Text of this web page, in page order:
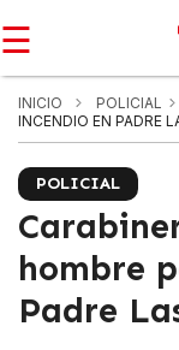
☰
INICIO POLICIAL
INCENDIO EN PADRE
POLICIAL
hombre
Padre